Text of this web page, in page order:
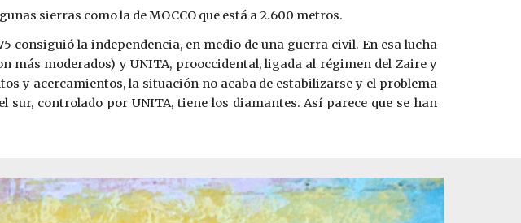
sierras como la de MOCCO que está a 2.600 metros.
consiguió la independencia, en medio de una guerra civil. En esa lucha
más moderados) y UNITA, prooccidental, ligada al régimen del Zaire y
y acercamientos, la situación no acaba de estabilizarse y el problema
controlado por UNITA, tiene los diamantes. Así parece que se han